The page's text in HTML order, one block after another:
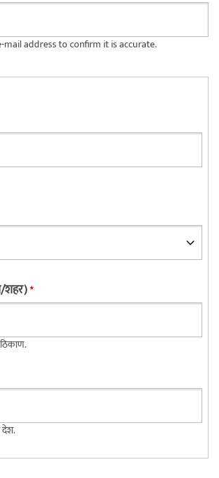
mail address to confirm it is accurate.
शहर)*